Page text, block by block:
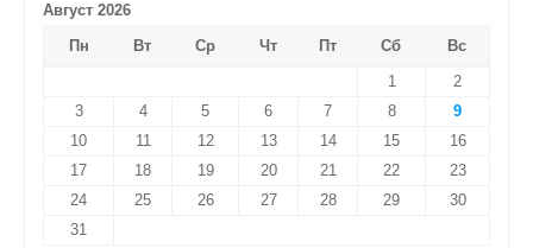
Август 2026
Пн
Вт Ср Чт Пт Сб
Вс
1
2
3
4 5 6 7 8
9
10
11 12 13 14 15
16
17
18 19 20 21 22
23
24
25 26 27 28 29
30
31